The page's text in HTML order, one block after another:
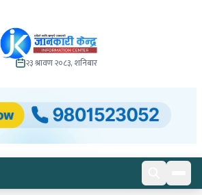
२३ श्रावण २०८३, शनिबार